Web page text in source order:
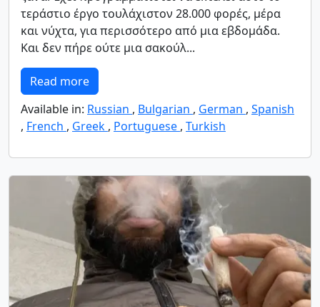
τεράστιο έργο τουλάχιστον 28.000 φορές, μέρα
και νύχτα, για περισσότερο από μια εβδομάδα.
Και δεν πήρε ούτε μια σακούλ...
Read more
Available in: Russian , Bulgarian , German , Spanish
, French , Greek , Portuguese , Turkish